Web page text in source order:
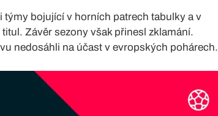
bojující v horních patrech tabulky a v
Závěr sezony však přinesl zklamání.
nedosáhli na účast v evropských pohárech.